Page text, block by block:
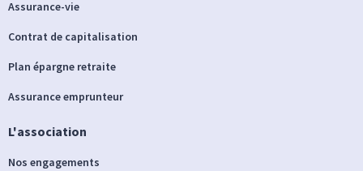
Assurance-vie
Contrat de capitalisation
Plan épargne retraite
Assurance emprunteur
L'association
Nos engagements